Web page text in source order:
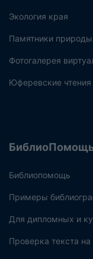
Экология края
Памятники
Фотогалерея
Юферевские чтения
Библиопомощь
Примеры
Для дипломных и
Проверка текста на